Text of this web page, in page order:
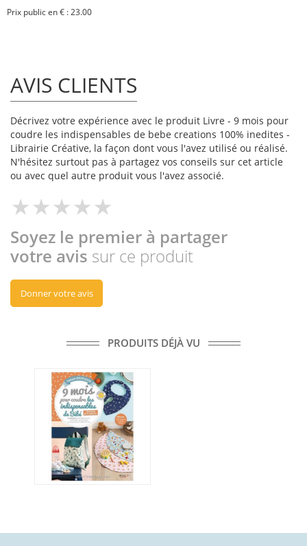
Prix public en € : 23.00
AVIS CLIENTS
Décrivez votre expérience avec le produit Livre - 9 mois pour
coudre les indispensables de bebe creations 100% inedites -
Librairie Créative, la façon dont vous l'avez utilisé ou réalisé.
N'hésitez surtout pas à partagez vos conseils sur cet article
ou avec quel autre produit vous l'avez associé.
Soyez le premier à partager
votre avis sur ce produit
Donner votre avis
PRODUITS DÉJÀ VU